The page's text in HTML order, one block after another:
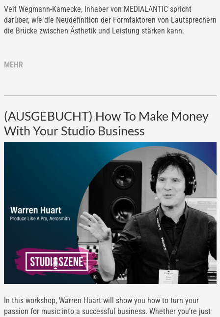
Veit Wegmann-Kamecke, Inhaber von MEDIALANTIC spricht
darüber, wie die Neudefinition der Formfaktoren von Lautsprechern
die Brücke zwischen Ästhetik und Leistung stärken kann.
MEHR
(AUSGEBUCHT) How To Make Money
With Your Studio Business
In this workshop, Warren Huart will show you how to turn your
passion for music into a successful business. Whether you’re just